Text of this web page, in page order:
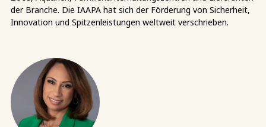
der Branche. Die IAAPA hat sich der Förderung von Sicherheit,
Innovation und Spitzenleistungen weltweit verschrieben.